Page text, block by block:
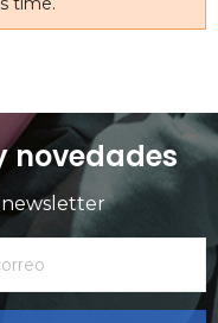
novedades
newsletter